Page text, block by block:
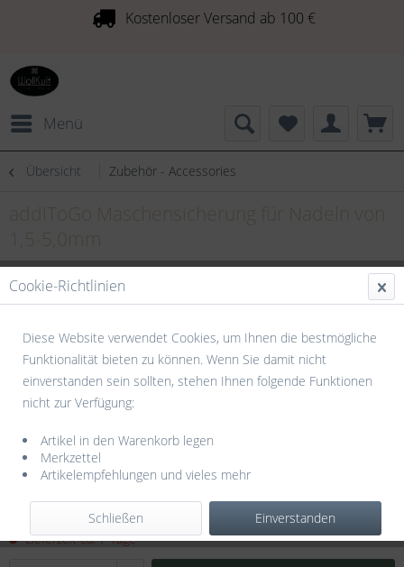
Kostenloser Versand ab 100 €
Menü
Übersicht Zubehör - Accessories
4,95 € *
zzgl. Versandkosten
Lieferzeit ca. 7 Tage
Cookie-Richtlinien
Diese Website verwendet Cookies, um Ihnen die bestmögliche
Funktionalität bieten zu können. Wenn Sie damit nicht
einverstanden sein sollten, stehen Ihnen folgende Funktionen
nicht zur Verfügung:
Artikel in den Warenkorb legen
Merkzettel
Artikelempfehlungen und vieles mehr
Einverstanden
Schließen